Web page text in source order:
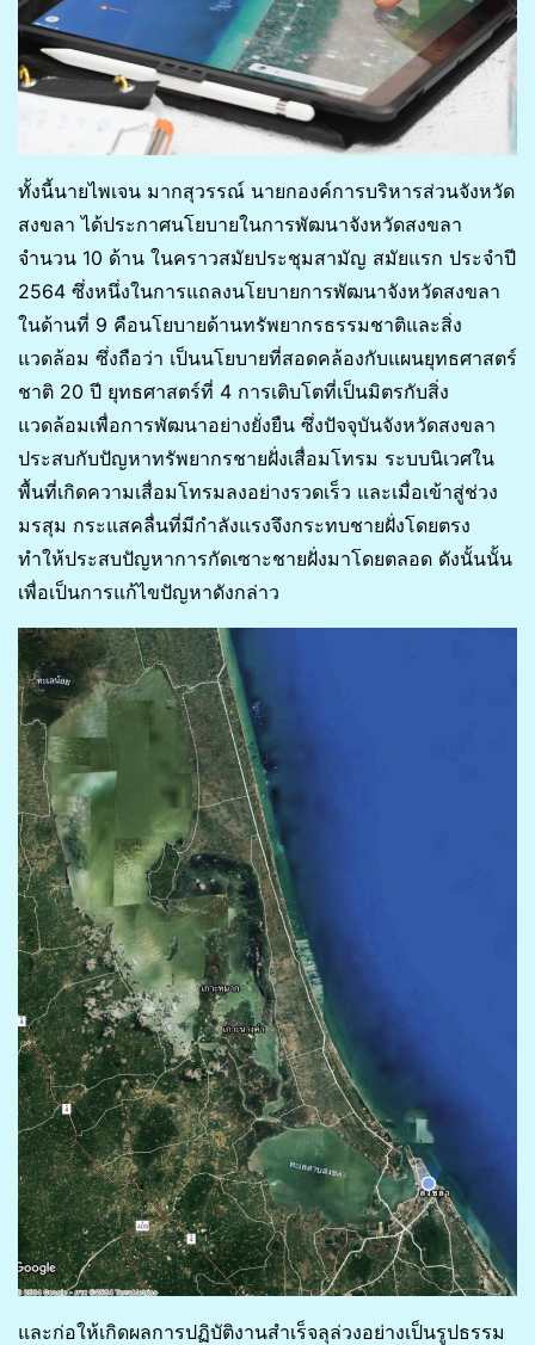
ทั้งนี้นายไพเจน มากสุวรรณ์ นายกองค์การบริหารส่วนจังหวัด
สงขลา ได้ประกาศนโยบายในการพัฒนาจังหวัดสงขลา
จำนวน 10 ด้าน ในคราวสมัยประชุมสามัญ สมัยแรก ประจำปี
2564 ซึ่งหนึ่งในการแถลงนโยบายการพัฒนาจังหวัดสงขลา
ในด้านที่ 9 คือนโยบายด้านทรัพยากรธรรมชาติและสิ่ง
แวดล้อม ซึ่งถือว่า เป็นนโยบายที่สอดคล้องกับแผนยุทธศาสตร์
ชาติ 20 ปี ยุทธศาสตร์ที่ 4 การเติบโตที่เป็นมิตรกับสิ่ง
แวดล้อมเพื่อการพัฒนาอย่างยั่งยืน ซึ่งปัจจุบันจังหวัดสงขลา
ประสบกับปัญหาทรัพยากรชายฝั่งเสื่อมโทรม ระบบนิเวศใน
พื้นที่เกิดความเสื่อมโทรมลงอย่างรวดเร็ว และเมื่อเข้าสู่ช่วง
มรสุม กระแสคลื่นที่มีกำลังแรงจึงกระทบชายฝั่งโดยตรง
ทำให้ประสบปัญหาการกัดเซาะชายฝั่งมาโดยตลอด ดังนั้นนั้น
เพื่อเป็นการแก้ไขปัญหาดังกล่าว
และก่อให้เกิดผลการปฏิบัติงานสำเร็จลุล่วงอย่างเป็นรูปธรรม